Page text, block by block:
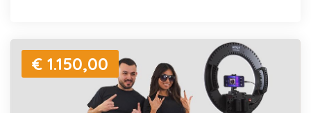
€ 1.150,00